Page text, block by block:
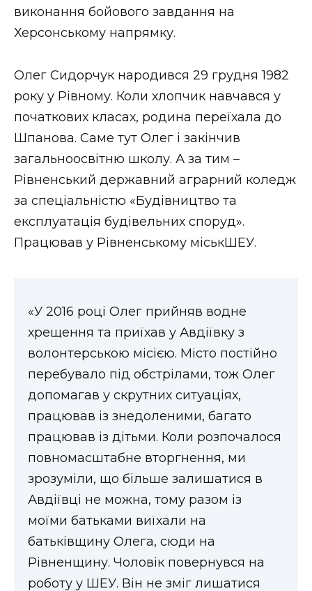
виконання бойового завдання на
Херсонському напрямку.
Олег Сидорчук народився 29 грудня 1982
року у Рівному. Коли хлопчик навчався у
початкових класах, родина переїхала до
Шпанова. Саме тут Олег і закінчив
загальноосвітню школу. А за тим –
Рівненський державний аграрний коледж
за спеціальністю «Будівництво та
експлуатація будівельних споруд».
Працював у Рівненському міськШЕУ.
«У 2016 році Олег прийняв водне
хрещення та приїхав у Авдіївку з
волонтерською місією. Місто постійно
перебувало під обстрілами, тож Олег
допомагав у скрутних ситуаціях,
працював із знедоленими, багато
працював із дітьми. Коли розпочалося
повномасштабне вторгнення, ми
зрозуміли, що більше залишатися в
Авдіївці не можна, тому разом із
моїми батьками виїхали на
батьківщину Олега, сюди на
Рівненщину. Чоловік повернувся на
роботу у ШЕУ. Він не зміг лишатися